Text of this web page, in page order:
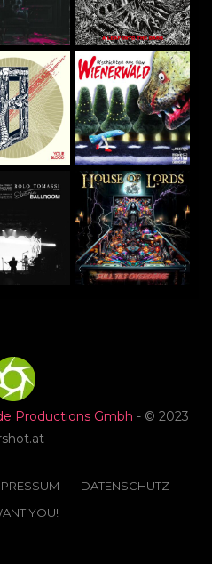
Productions Gmbh - © 2023
DATENSCHUTZ
YOU!